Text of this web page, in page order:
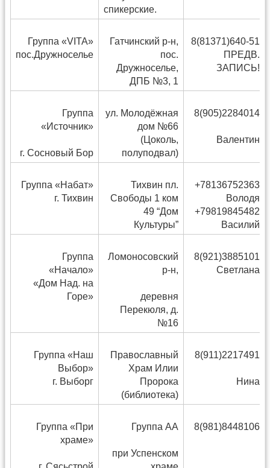
спикерские.
Группа «VITA»
пос.Дружноселье
Гатчинский р-н,
пос.
Дружноселье,
ДПБ №3, 1
8(81371)640-51
ПРЕДВ.
ЗАПИСЬ!
Группа
«Источник»
г. Сосновый Бор
ул. Молодёжная
дом №66
(Цоколь,
полуподвал)
8(905)2284014
Валентин
Группа «Набат»
г. Тихвин
Тихвин пл.
Свободы 1 ком
49 “Дом
Культуры”
+78136752363
Володя
+79819845482
Василий
Группа
«Начало»
«Дом Над. на
Горе»
Ломоносовский
р-н,
деревня
Перекюля, д.
№16
8(921)3885101
Светлана
Группа «Наш
Выбор»
г. Выборг
Православный
Храм Илии
Пророка
(библиотека)
8(911)2217491
Нина
Группа «При
храме»
Группа АА
при Успенском
8(981)8448106